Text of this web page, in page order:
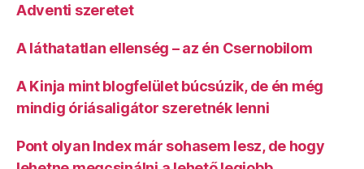
Adventi szeretet
A láthatatlan ellenség – az én Csernobilom
A Kinja mint blogfelület búcsúzik, de én még
mindig óriásaligátor szeretnék lenni
Pont olyan Index már sohasem lesz, de hogy